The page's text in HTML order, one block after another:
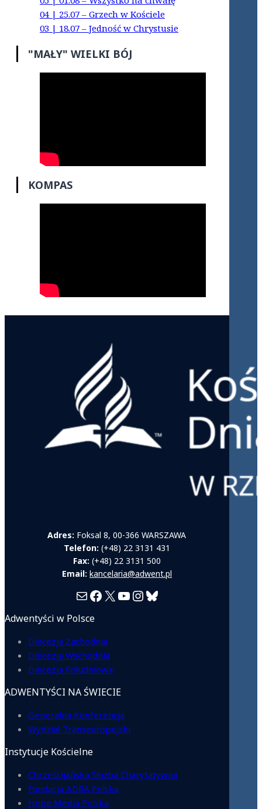
04 | 25.07 – Grzech w Kościele
03 | 18.07 – Jedność w Chrystusie
"MAŁY" WIELKI BÓJ
KOMPAS
Adres: Foksal 8, 00-366 WARSZAWA
Telefon: (+48) 22 3131 431
Fax: (+48) 22 3131 500
Email: kancelaria@adwent.pl
MailFacebook
X YouTube
Instagram
Bluesky
Adwentyści w Polsce
Diecezja Zachodnia
Diecezja Wschodnia
Diecezja Południowa
ADWENTYŚCI NA ŚWIECIE
Generalna Konferencja
Wydział Transeuropejski
Instytucje Kościelne
Chrześcijańska Służba Charytatywna
Fundacja ADRA Polska
Hope Media Polska